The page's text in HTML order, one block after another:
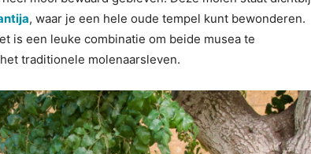
, waar je een hele oude tempel kunt bewonderen.
is een leuke combinatie om beide musea te
traditionele molenaarsleven.